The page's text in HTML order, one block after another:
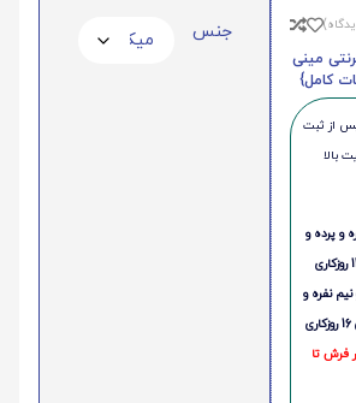
مینی
کامل}
از ثبت
بالا
و پرده و
نفره و
فرش تا
جنس